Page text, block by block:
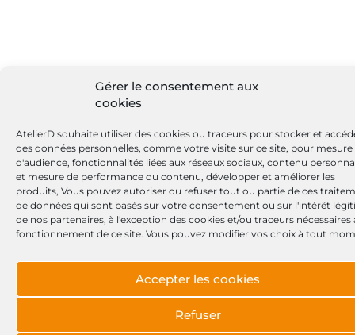
Gérer le consentement aux
cookies
AtelierD souhaite utiliser des cookies ou traceurs pour stocker et
des données personnelles, comme votre visite sur ce site, pour mesure
d'audience, fonctionnalités liées aux réseaux sociaux, contenu
et mesure de performance du contenu, développer et améliorer les
produits, Vous pouvez autoriser ou refuser tout ou partie de ces
de données qui sont basés sur votre consentement ou sur l'intérêt
de nos partenaires, à l'exception des cookies et/ou traceurs nécessaires
fonctionnement de ce site. Vous pouvez modifier vos choix à tout
Accepter les cookies
Refuser